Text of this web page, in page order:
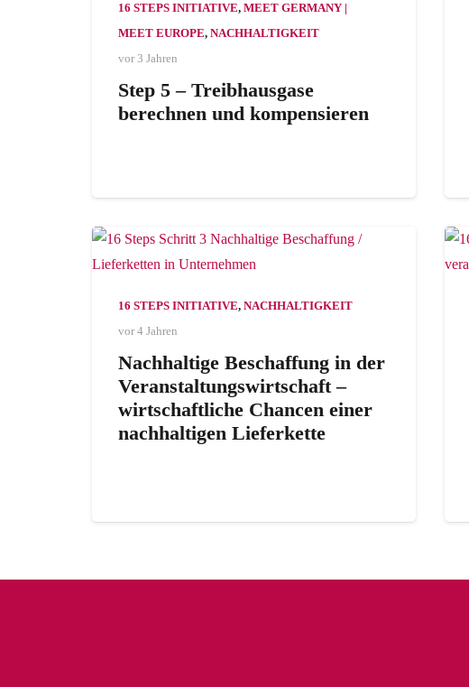
16 STEPS INITIATIVE, MEET GERMANY |
MEET EUROPE, NACHHALTIGKEIT
vor 3 Jahren
Step 5 – Treibhausgase
berechnen und kompensieren
16 STEPS INITIATIVE, NACHHALTIGKEIT
vor 4 Jahren
Nachhaltige Beschaffung in der
Veranstaltungswirtschaft –
wirtschaftliche Chancen einer
nachhaltigen Lieferkette